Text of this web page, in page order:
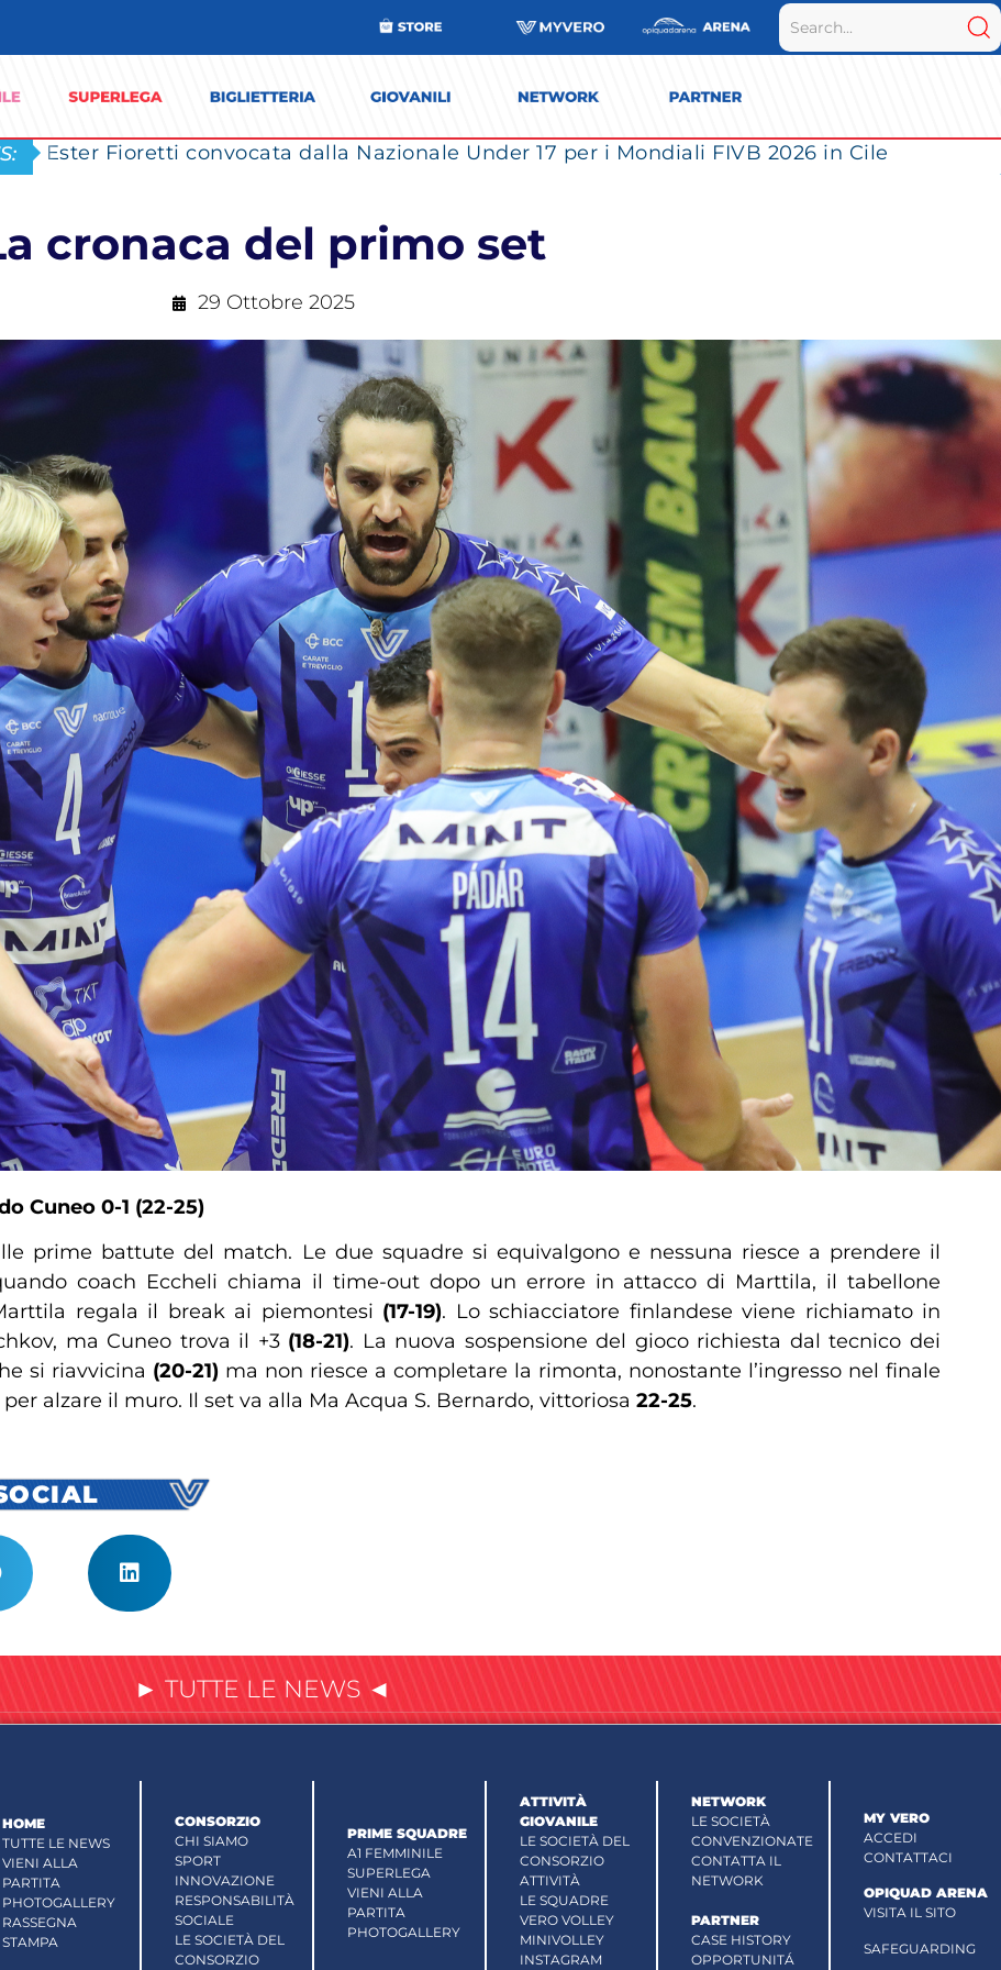
Ester Fioretti convocata dalla Nazionale Under 17 per i Mondiali FIVB 2026 in Cile
cronaca del primo set
29 Ottobre 2025
Cuneo 0-1 (22-25)
prime battute del match. Le due squadre si equivalgono e nessuna riesce a prendere il
coach Eccheli chiama il time-out dopo un errore in attacco di Marttila, il tabellone
regala il break ai piemontesi (17-19). Lo schiacciatore finlandese viene richiamato in
ma Cuneo trova il +3 (18-21). La nuova sospensione del gioco richiesta dal tecnico dei
si riavvicina (20-21) ma non riesce a completare la rimonta, nonostante l’ingresso nel finale
alzare il muro. Il set va alla Ma Acqua S. Bernardo, vittoriosa 22-25.
► TUTTE LE NEWS ◄
HOME
TUTTE LE NEWS
VIENI ALLA
PARTITA
PHOTOGALLERY
RASSEGNA
STAMPA
CONSORZIO
CHI SIAMO
SPORT
INNOVAZIONE
RESPONSABILITÀ
SOCIALE
LE SOCIETÀ DEL
CONSORZIO
PRIME SQUADRE
A1 FEMMINILE
SUPERLEGA
VIENI ALLA
PARTITA
PHOTOGALLERY
ATTIVITÀ
GIOVANILE
LE SOCIETÀ DEL
CONSORZIO
ATTIVITÀ
LE SQUADRE
VERO VOLLEY
MINIVOLLEY
INSTAGRAM
NETWORK
LE SOCIETÀ
CONVENZIONATE
CONTATTA IL
NETWORK
PARTNER
CASE HISTORY
OPPORTUNITÁ
MY VERO
ACCEDI
CONTATTACI
OPIQUAD ARENA
VISITA IL SITO
SAFEGUARDING